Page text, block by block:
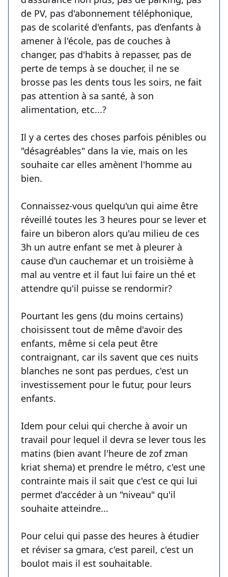
de PV, pas d'abonnement téléphonique,
pas de scolarité d'enfants, pas d’enfants à
amener à l'école, pas de couches à
changer, pas d'habits à repasser, pas de
perte de temps à se doucher, il ne se
brosse pas les dents tous les soirs, ne fait
pas attention à sa santé, à son
alimentation, etc...?
Il y a certes des choses parfois pénibles ou
"désagréables" dans la vie, mais on les
souhaite car elles amènent l'homme au
bien.
Connaissez-vous quelqu'un qui aime être
réveillé toutes les 3 heures pour se lever et
faire un biberon alors qu'au milieu de ces
3h un autre enfant se met à pleurer à
cause d'un cauchemar et un troisième à
mal au ventre et il faut lui faire un thé et
attendre qu'il puisse se rendormir?
Pourtant les gens (du moins certains)
choisissent tout de même d'avoir des
enfants, même si cela peut être
contraignant, car ils savent que ces nuits
blanches ne sont pas perdues, c'est un
investissement pour le futur, pour leurs
enfants.
Idem pour celui qui cherche à avoir un
travail pour lequel il devra se lever tous les
matins (bien avant l'heure de zof zman
kriat shema) et prendre le métro, c'est une
contrainte mais il sait que c'est ce qui lui
permet d'accéder à un "niveau" qu'il
souhaite atteindre...
Pour celui qui passe des heures à étudier
et réviser sa gmara, c'est pareil, c'est un
boulot mais il est souhaitable.